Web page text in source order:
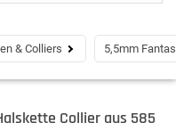
& Colliers 5,5mm
Collier aus 585